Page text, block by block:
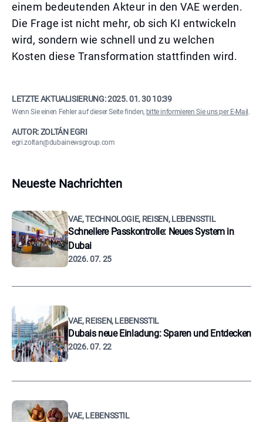
einem bedeutenden Akteur in den VAE werden.
Die Frage ist nicht mehr, ob sich KI entwickeln
wird, sondern wie schnell und zu welchen
Kosten diese Transformation stattfinden wird.
LETZTE AKTUALISIERUNG:2025. 01. 30 10:39
Wenn Sie einen Fehler auf dieser Seite finden, bitte informieren Sie uns per E-Mail .
AUTOR: ZOLTÁN EGRI
egri.zoltan@dubainewsgroup.com
Neueste Nachrichten
VAE, TECHNOLOGIE, REISEN, LEBENSSTIL
Schnellere Passkontrolle: Neues System in
Dubai
2026. 07. 25
VAE, REISEN, LEBENSSTIL
Dubais neue Einladung: Sparen und Entdecken
2026. 07. 22
VAE, LEBENSSTIL